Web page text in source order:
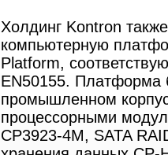
Холдинг Kontron
компьютерную
Platform,
EN50155. Платформа
промышленном
процессорными
CP3923-4M, SATA